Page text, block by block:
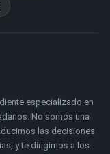
especializado en
No somos una
las decisiones
y te dirigimos a los